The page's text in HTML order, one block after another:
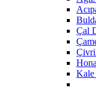
Çal
Kale